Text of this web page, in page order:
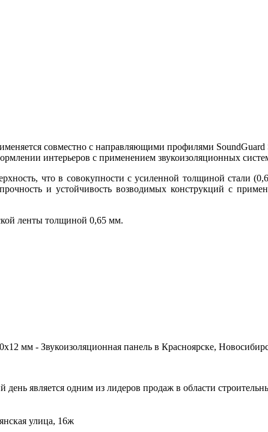
совместно с направляющими профилями
интерьеров с применением звукоизоляционных
что в совокупности с усиленной толщиной стали
и устойчивость возводимых конструкций с
ленты толщиной 0,65 мм.
мм - Звукоизоляционная панель в Красноярске,
является одним из лидеров продаж в области
улица, 16ж